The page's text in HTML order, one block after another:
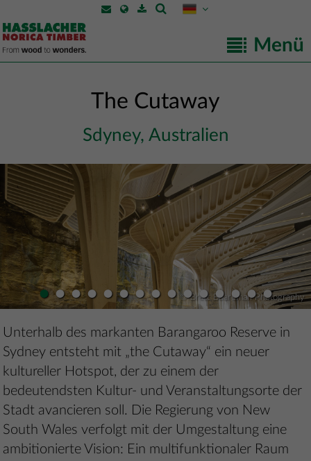
Menü
The Cutaway
Sdyney, Australien
•••• •••• •••••••
© Brett Boardman Photography
Unterhalb des markanten Barangaroo Reserve in
Sydney entsteht mit „the Cutaway“ ein neuer
kultureller Hotspot, der zu einem der
bedeutendsten Kultur- und Veranstaltungsorte der
Stadt avancieren soll. Die Regierung von New
South Wales verfolgt mit der Umgestaltung eine
ambitionierte Vision: Ein multifunktionaler Raum